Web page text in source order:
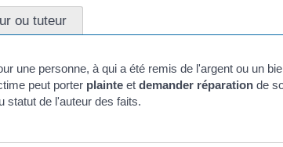
ou tuteur
une personne, à qui a été remis de l'argent ou un
peut porter plainte et demander réparation de
statut de l'auteur des faits.